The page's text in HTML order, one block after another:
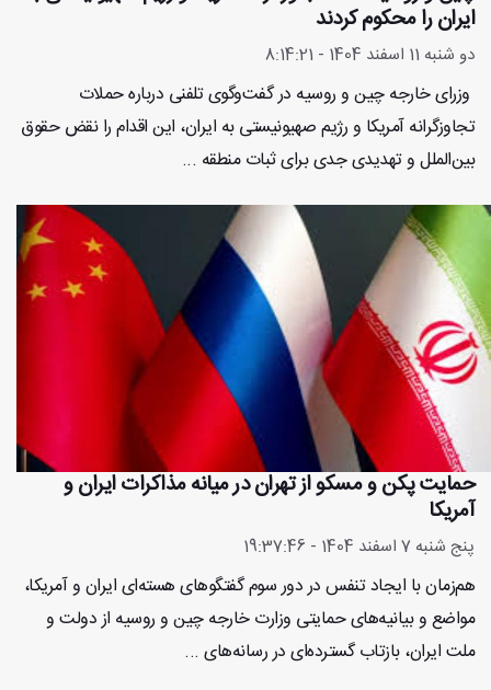
ایران را محکوم کردند
دو شنبه 11 اسفند 1404 - 8:14:21
وزرای خارجه چین و روسیه در گفت‌وگوی تلفنی درباره حملات
تجاوزگرانه آمریکا و رژیم صهیونیستی به ایران، این اقدام را نقض حقوق
بین‌الملل و تهدیدی جدی برای ثبات منطقه ...
حمایت پکن و مسکو از تهران در میانه مذاکرات ایران و
آمریکا
پنج شنبه 7 اسفند 1404 - 19:37:46
هم‌زمان با ایجاد تنفس در دور سوم گفتگوهای هسته‌ای ایران و آمریکا،
مواضع و بیانیه‌های حمایتی وزارت خارجه چین و روسیه از دولت و
ملت ایران، بازتاب گسترده‌ای در رسانه‌های ...